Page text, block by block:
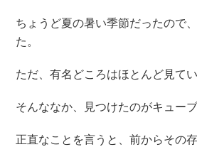
ちょうど夏の暑い季節だったので
た。
ただ、有名どころはほとんど見て
そんななか、見つけたのがキューブ
正直なことを言うと、前からその